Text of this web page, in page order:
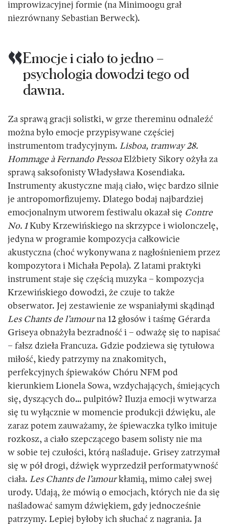
improwizacyjnej formie (na Minimoogu grał
niezrównany Sebastian Berweck).
Emocje i ciało to jedno –
psychologia dowodzi tego od
dawna.
Za sprawą gracji solistki, w grze thereminu odnaleźć
można było emocje przypisywane częściej
instrumentom tradycyjnym. Lisboa, tramway 28.
Hommage à Fernando PessoaElżbiety Sikory ożyła za
sprawą saksofonisty Władysława Kosendiaka.
Instrumenty akustyczne mają ciało, więc bardzo silnie
je antropomorfizujemy. Dlatego bodaj najbardziej
emocjonalnym utworem festiwalu okazał się Contre
No. 1Kuby Krzewińskiego na skrzypce i wiolonczelę,
jedyna w programie kompozycja całkowicie
akustyczna (choć wykonywana z nagłośnieniem przez
kompozytora i Michała Pepola). Z latami praktyki
instrument staje się częścią muzyka – kompozycja
Krzewińskiego dowodzi, że czuje to także
obserwator. Jej zestawienie ze wspaniałymi skądinąd
Les Chants de l’amourna 12 głosów i taśmę Gérarda
Griseya obnażyła bezradność i – odważę się to napisać
– fałsz dzieła Francuza. Gdzie podziewa się tytułowa
miłość, kiedy patrzymy na znakomitych,
perfekcyjnych śpiewaków Chóru NFM pod
kierunkiem Lionela Sowa, wzdychających, śmiejących
się, dyszących do… pulpitów? Iluzja emocji wytwarza
się tu wyłącznie w momencie produkcji dźwięku, ale
zaraz potem zauważamy, że śpiewaczka tylko imituje
rozkosz, a ciało szepczącego basem solisty nie ma
w sobie tej czułości, którą naśladuje. Grisey zatrzymał
się w pół drogi, dźwięk wyprzedził performatywność
ciała. Les Chants de l’amourkłamią, mimo całej swej
urody. Udają, że mówią o emocjach, których nie da się
naśladować samym dźwiękiem, gdy jednocześnie
patrzymy. Lepiej byłoby ich słuchać z nagrania. Ja